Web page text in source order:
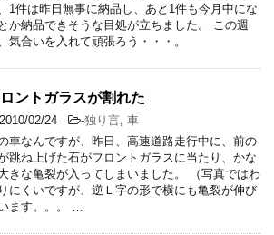
1件は昨日無事に納品し、あと1件も今月中にな
か納品できそうな目処が立ちました。 この週
気合いを入れて頑張ろう・・・。
ントガラスが割れた
2010/02/24 -独り言 車
車なんですが、昨日、高速道路走行中に、前の
跳ね上げた石がフロントガラスに当たり、かな
きな亀裂が入ってしまいました。 （写真ではわ
にくいですが、逆Ｌ字の形で横にも亀裂が伸び
ます。。。 …